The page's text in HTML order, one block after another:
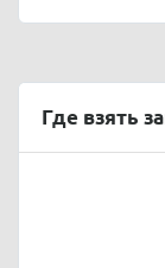
Где взять